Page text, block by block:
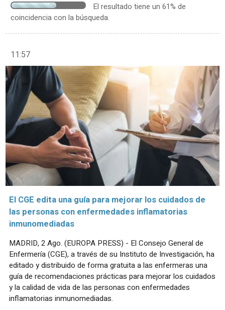
El resultado tiene un 61% de
coincidencia con la búsqueda.
11:57
El CGE edita una guía para mejorar los cuidados de
las personas con enfermedades inflamatorias
inmunomediadas
MADRID, 2 Ago. (EUROPA PRESS) - El Consejo General de
Enfermería (CGE), a través de su Instituto de Investigación, ha
editado y distribuido de forma gratuita a las enfermeras una
guía de recomendaciones prácticas para mejorar los cuidados
y la calidad de vida de las personas con enfermedades
inflamatorias inmunomediadas.